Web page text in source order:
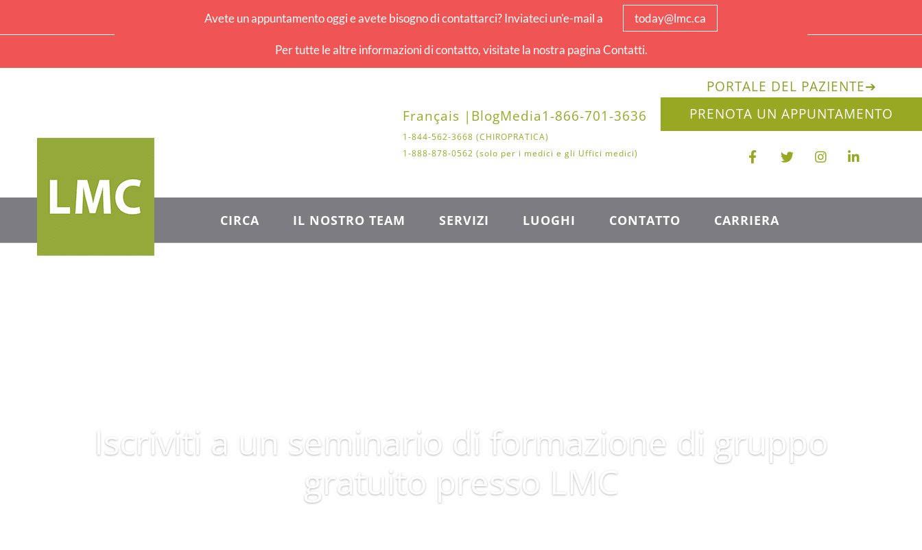
Avete un appuntamento oggi e avete bisogno di contattarci? Inviateci un'e-mail a today@lmc.ca
Per tutte le altre informazioni di contatto, visitate la nostra pagina Contatti.
Français | BlogMedia1-866-701-3636
1-844-562-3668 (CHIROPRATICA)
1-888-878-0562 (solo per i medici e gli Uffici medici)
PORTALE DEL PAZIENTE➔
PRENOTA UN APPUNTAMENTO
CIRCA IL NOSTRO TEAM SERVIZI LUOGHI CONTATTO CARRIERA
Iscriviti a un seminario di formazione di gruppo
gratuito presso LMC